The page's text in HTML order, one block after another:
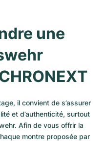
une
il convient de s’assurer
et d’authenticité, surtout
Afin de vous offrir la
montre proposée par